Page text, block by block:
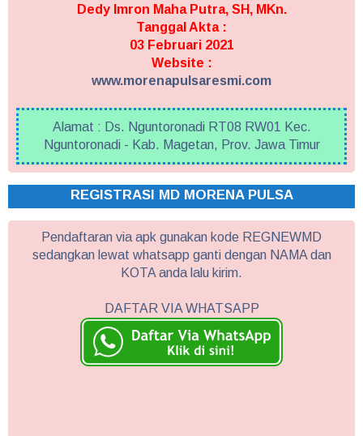
Dedy Imron Maha Putra, SH, MKn.
Tanggal Akta :
03 Februari 2021
Website :
www.morenapulsaresmi.com
Alamat : Ds. Nguntoronadi RT08 RW01 Kec.
Nguntoronadi - Kab. Magetan, Prov. Jawa Timur
REGISTRASI MD MORENA PULSA
Pendaftaran via apk gunakan kode REGNEWMD
sedangkan lewat whatsapp ganti dengan NAMA dan
KOTA anda lalu kirim.
DAFTAR VIA WHATSAPP